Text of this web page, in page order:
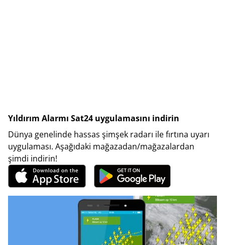
Yıldırım Alarmı Sat24 uygulamasını indirin
Dünya genelinde hassas şimşek radarı ile fırtına uyarı
uygulaması. Aşağıdaki mağazadan/mağazalardan
şimdi indirin!